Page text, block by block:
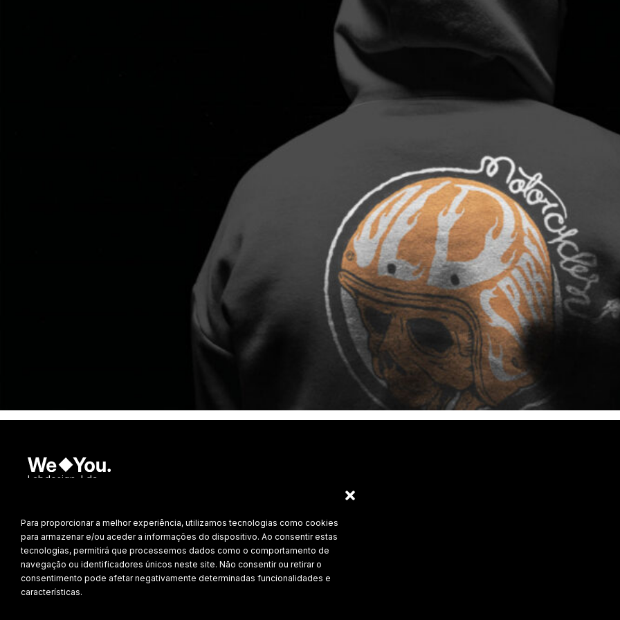
Para proporcionar a melhor experiência, utilizamos tecnologias como cookies
para armazenar e/ou aceder a informações do dispositivo. Ao consentir estas
tecnologias, permitirá que processemos dados como o comportamento de
navegação ou identificadores únicos neste site. Não consentir ou retirar o
consentimento pode afetar negativamente determinadas funcionalidades e
características.
Labdesign, Lda.
Política de Privacidade